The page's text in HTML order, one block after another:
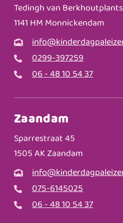
Tedingh van
1141 HM Monnickendam
0299-397259
06 - 48 10 54 37
Zaandam
Sparrestraat 45
1505 AK Zaandam
075-6145025
06 - 48 10 54 37